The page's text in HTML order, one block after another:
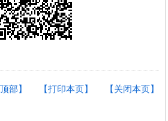
【关闭本页】
【打印本页】
部】